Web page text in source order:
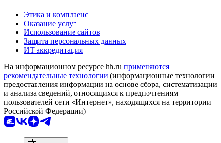
Этика и комплаенс
Оказание услуг
Использование сайтов
Защита персональных данных
ИТ аккредитация
На информационном ресурсе hh.ru применяются
рекомендательные технологии (информационные технологии
предоставления информации на основе сбора, систематизации
и анализа сведений, относящихся к предпочтениям
пользователей сети «Интернет», находящихся на территории
Российской Федерации)